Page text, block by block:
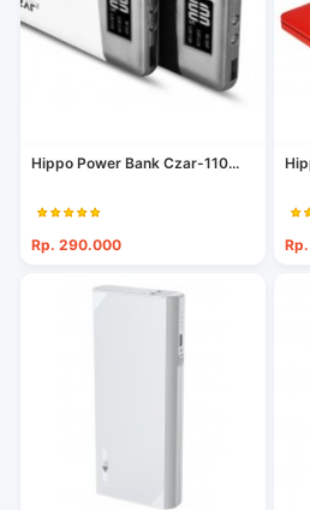
Hippo Power Bank Czar-110...
Rp. 290.000